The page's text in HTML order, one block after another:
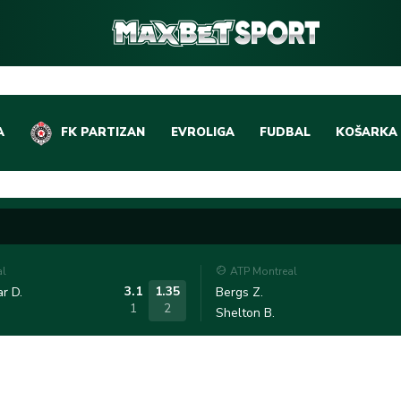
FK PARTIZAN EVROLIGA FUDBAL
DOMAĆI FUDBAL
LIGE PETICE
KOŠARKA
EVROLIGA
ABA LIGA
D.
3.1
1
1.35
2
ATP Montreal
Bergs Z.
Shelton B.